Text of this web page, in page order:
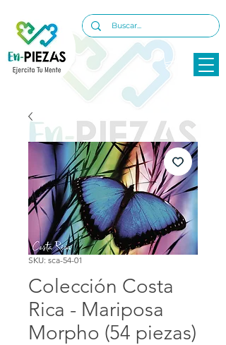
SKU: sca-54-01
Colección Costa
Rica - Mariposa
Morpho (54 piezas)